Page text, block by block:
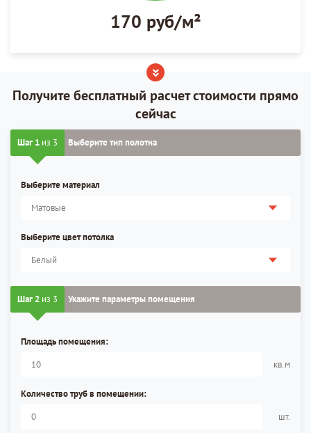
170 руб/м²
Получите бесплатный расчет стоимости прямо
сейчас
Шаг 1 из 3 Выберите тип полотна
Выберите материал
Выберите цвет потолка
Шаг 2 из 3 Укажите параметры помещения
Площадь помещения:
кв.м
Количество труб в помещении:
шт.